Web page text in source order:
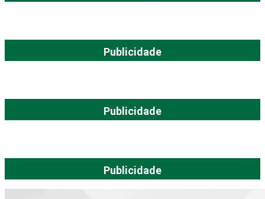
Publicidade
Publicidade
Publicidade